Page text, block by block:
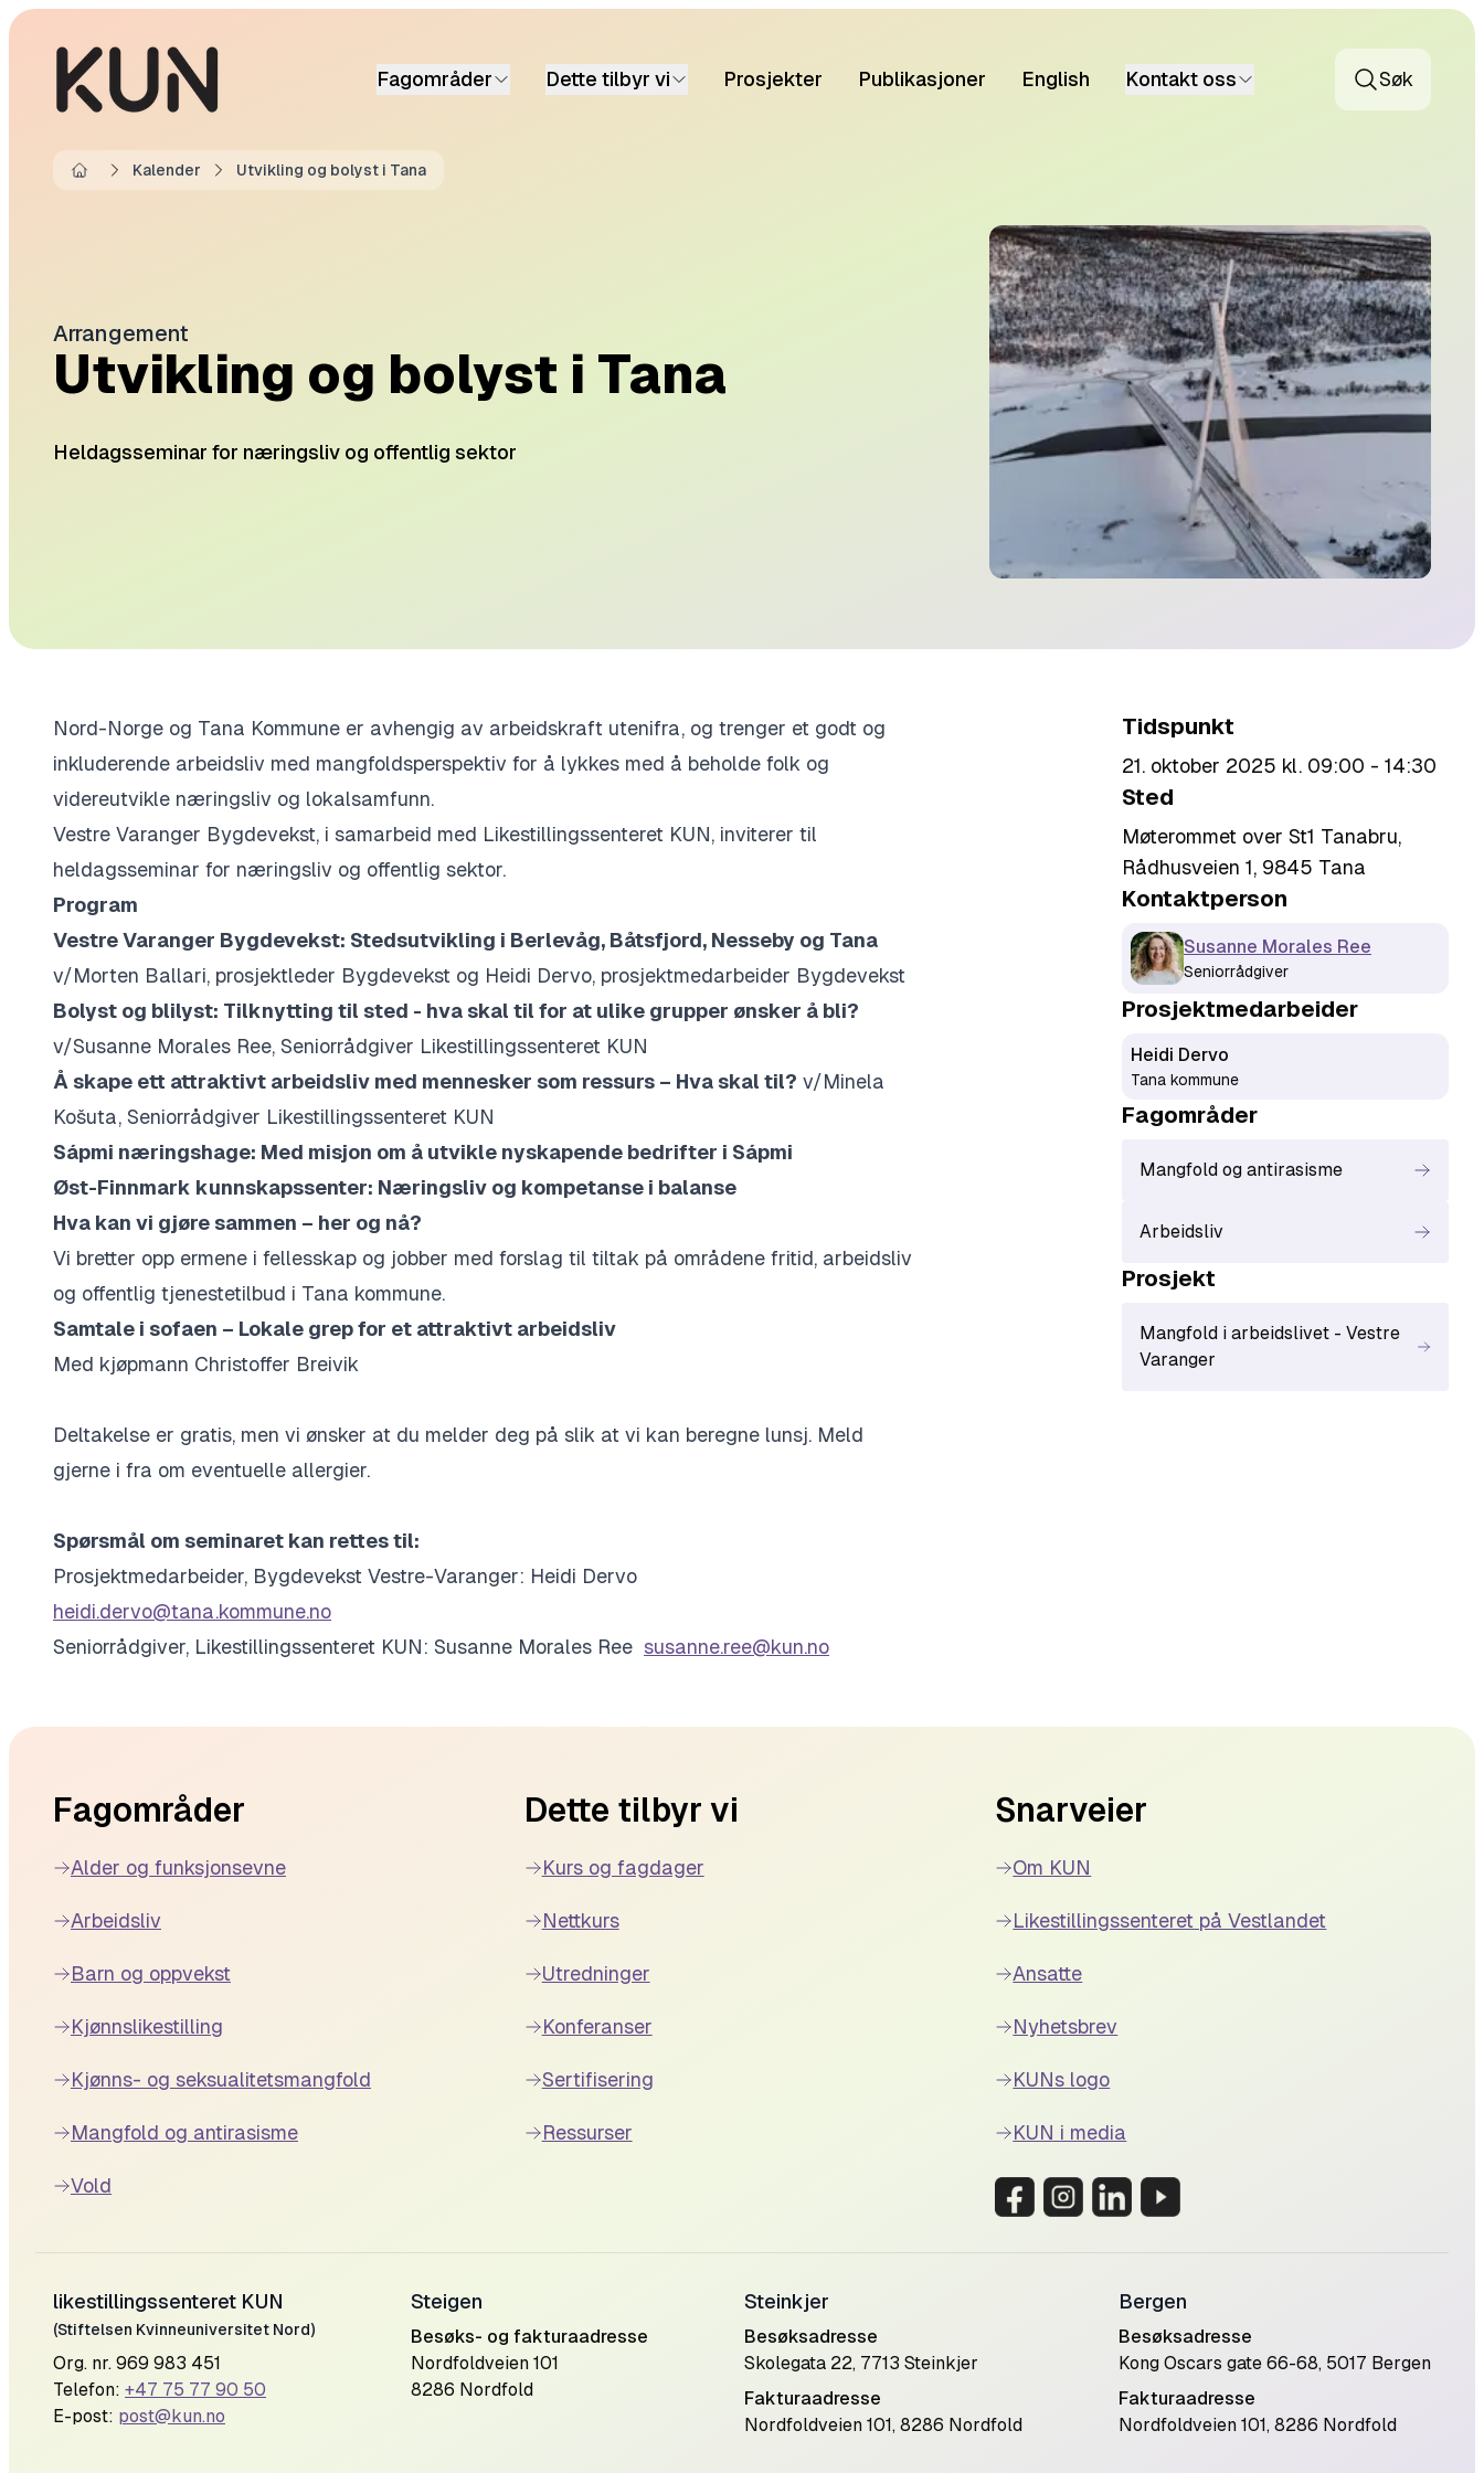
Fagområder Dette tilbyr vi Prosjekter Publikasjoner English Kontakt oss Søk
Kalender Utvikling og bolyst i Tana
Arrangement
Utvikling og bolyst i Tana
Heldagsseminar for næringsliv og offentlig sektor
Nord-Norge og Tana Kommune er avhengig av arbeidskraft utenifra, og trenger et godt og
inkluderende arbeidsliv med mangfoldsperspektiv for å lykkes med å beholde folk og
videreutvikle næringsliv og lokalsamfunn.
Vestre Varanger Bygdevekst, i samarbeid med Likestillingssenteret KUN, inviterer til
heldagsseminar for næringsliv og offentlig sektor.
Program
Vestre Varanger Bygdevekst: Stedsutvikling i Berlevåg, Båtsfjord, Nesseby og Tana
v/Morten Ballari, prosjektleder Bygdevekst og Heidi Dervo, prosjektmedarbeider Bygdevekst
Bolyst og blilyst: Tilknytting til sted - hva skal til for at ulike grupper ønsker å bli?
v/Susanne Morales Ree, Seniorrådgiver Likestillingssenteret KUN
Å skape ett attraktivt arbeidsliv med mennesker som ressurs – Hva skal til? v/Minela
Košuta, Seniorrådgiver Likestillingssenteret KUN
Sápmi næringshage: Med misjon om å utvikle nyskapende bedrifter i Sápmi
Øst-Finnmark kunnskapssenter: Næringsliv og kompetanse i balanse
Hva kan vi gjøre sammen – her og nå?
Vi bretter opp ermene i fellesskap og jobber med forslag til tiltak på områdene fritid, arbeidsliv
og offentlig tjenestetilbud i Tana kommune.
Samtale i sofaen – Lokale grep for et attraktivt arbeidsliv
Med kjøpmann Christoffer Breivik
Deltakelse er gratis, men vi ønsker at du melder deg på slik at vi kan beregne lunsj. Meld
gjerne i fra om eventuelle allergier.
Spørsmål om seminaret kan rettes til:
Prosjektmedarbeider, Bygdevekst Vestre-Varanger: Heidi Dervo
heidi.dervo@tana.kommune.no
Seniorrådgiver, Likestillingssenteret KUN: Susanne Morales Ree susanne.ree@kun.no
Tidspunkt
21. oktober 2025 kl. 09:00 - 14:30
Sted
Møterommet over St1 Tanabru,
Rådhusveien 1, 9845 Tana
Kontaktperson
Susanne Morales Ree
Seniorrådgiver
Prosjektmedarbeider
Heidi Dervo
Tana kommune
Fagområder
Mangfold og antirasisme
Arbeidsliv
Prosjekt
Mangfold i arbeidslivet - Vestre
Varanger
Footer
Fagområder
Alder og funksjonsevne
Arbeidsliv
Barn og oppvekst
Kjønnslikestilling
Kjønns- og seksualitetsmangfold
Mangfold og antirasisme
Vold
Dette tilbyr vi
Kurs og fagdager
Nettkurs
Utredninger
Konferanser
Sertifisering
Ressurser
Snarveier
Om KUN
Likestillingssenteret på Vestlandet
Ansatte
Nyhetsbrev
KUNs logo
KUN i media
likestillingssenteret KUN
(Stiftelsen Kvinneuniversitet Nord)
Org. nr. 969 983 451
Telefon: +47 75 77 90 50
E-post: post@kun.no
Steigen
Besøks- og fakturaadresse
Nordfoldveien 101
8286 Nordfold
Steinkjer
Besøksadresse
Skolegata 22, 7713 Steinkjer
Fakturaadresse
Nordfoldveien 101, 8286 Nordfold
Bergen
Besøksadresse
Kong Oscars gate 66-68, 5017 Bergen
Fakturaadresse
Nordfoldveien 101, 8286 Nordfold